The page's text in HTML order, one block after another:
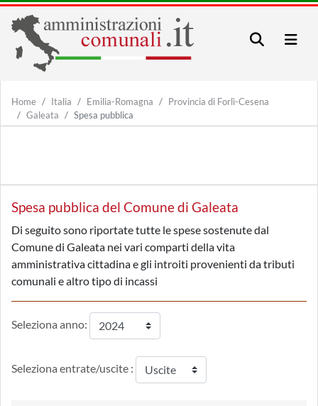
Home Italia Emilia-Romagna
Provincia di Forlì-Cesena
Galeata
Spesa pubblica
Spesa pubblica del Comune di Galeata
Di seguito sono riportate tutte le spese sostenute dal
Comune di Galeata nei vari comparti della vita
amministrativa cittadina e gli introiti provenienti da tributi
comunali e altro tipo di incassi
Seleziona anno:
Seleziona entrate/uscite :